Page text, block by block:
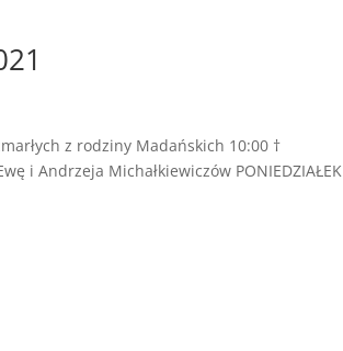
z rodziny Madańskich 10:00 †
i Andrzeja Michałkiewiczów PONIEDZIAŁEK